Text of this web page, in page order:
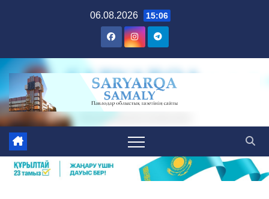
06.08.2026 15:06